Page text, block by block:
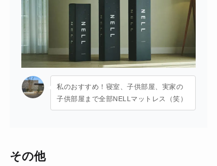
私のおすすめ！寝室、子供部屋、実家の
子供部屋まで全部NELLマットレス（笑）
その他